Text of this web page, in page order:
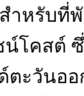
สำหรับ
โคสต์
ะวันอ